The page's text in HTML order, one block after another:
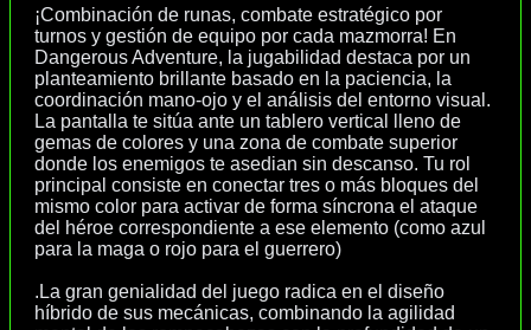
¡Combinación de runas, combate estratégico por
turnos y gestión de equipo por cada mazmorra! En
Dangerous Adventure, la jugabilidad destaca por un
planteamiento brillante basado en la paciencia, la
coordinación mano-ojo y el análisis del entorno visual.
La pantalla te sitúa ante un tablero vertical lleno de
gemas de colores y una zona de combate superior
donde los enemigos te asedian sin descanso. Tu rol
principal consiste en conectar tres o más bloques del
mismo color para activar de forma síncrona el ataque
del héroe correspondiente a ese elemento (como azul
para la maga o rojo para el guerrero)
.La gran genialidad del juego radica en el diseño
híbrido de sus mecánicas, combinando la agilidad